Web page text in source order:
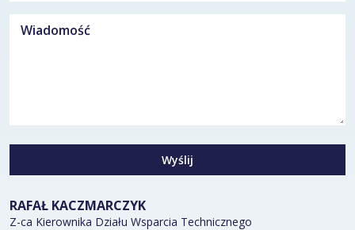
Wyślij
RAFAŁ KACZMARCZYK
Z-ca Kierownika Działu Wsparcia Technicznego